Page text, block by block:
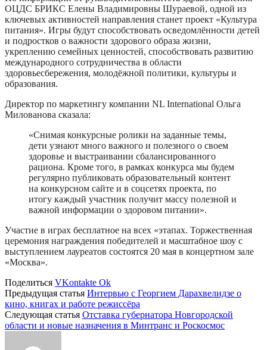
ОЦДС БРИКС Елены Владимировны Шураевой, одной из
ключевых активностей направления станет проект «Культура
питания». Игры будут способствовать осведомлённости детей
и подростков о важности здорового образа жизни,
укреплению семейных ценностей, способствовать развитию
международного сотрудничества в области
здоровьесбережения, молодёжной политики, культуры и
образования.
Директор по маркетингу компании NL International Ольга
Милованова сказала:
«Снимая конкурсные ролики на заданные темы,
дети узнают много важного и полезного о своем
здоровье и выстраивании сбалансированного
рациона. Кроме того, в рамках конкурса мы будем
регулярно публиковать образовательный контент
на конкурсном сайте и в соцсетях проекта, по
итогу каждый участник получит массу полезной и
важной информации о здоровом питании».
Участие в играх бесплатное на всех «этапах. Торжественная
церемония награждения победителей и масштабное шоу с
выступлением лауреатов состоятся 20 мая в концертном зале
«Москва».
Поделиться VKontakte Ok
Предыдущая статья Интервью с Георгием Дарахвелидзе о
кино, книгах и работе режиссёра
Следующая статья Отставка губернатора Новгородской
области и новые назначения в Минтранс и Роскосмос